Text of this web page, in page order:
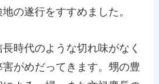
の遂行をすすめました。
時代のような切れ味がなく
がめだってきます。甥の豊